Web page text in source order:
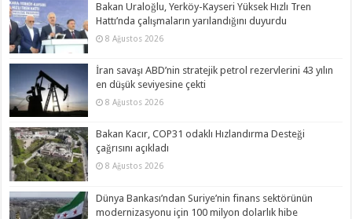
Bakan Uraloğlu, Yerköy-Kayseri Yüksek Hızlı Tren
Hattı’nda çalışmaların yarılandığını duyurdu
8 Ağustos 2026
İran savaşı ABD’nin stratejik petrol rezervlerini 43 yılın
en düşük seviyesine çekti
8 Ağustos 2026
Bakan Kacır, COP31 odaklı Hızlandırma Desteği
çağrısını açıkladı
8 Ağustos 2026
Dünya Bankası’ndan Suriye’nin finans sektörünün
modernizasyonu için 100 milyon dolarlık hibe